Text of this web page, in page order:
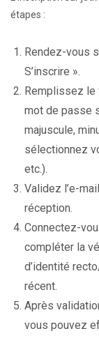
étapes :
Rendez-vous
S’inscrire ».
Remplissez le
mot de passe
majuscule,
sélectionnez
etc.).
Validez l’e-
réception.
Connectez-
compléter la
d’identité
récent.
Après
vous pouvez